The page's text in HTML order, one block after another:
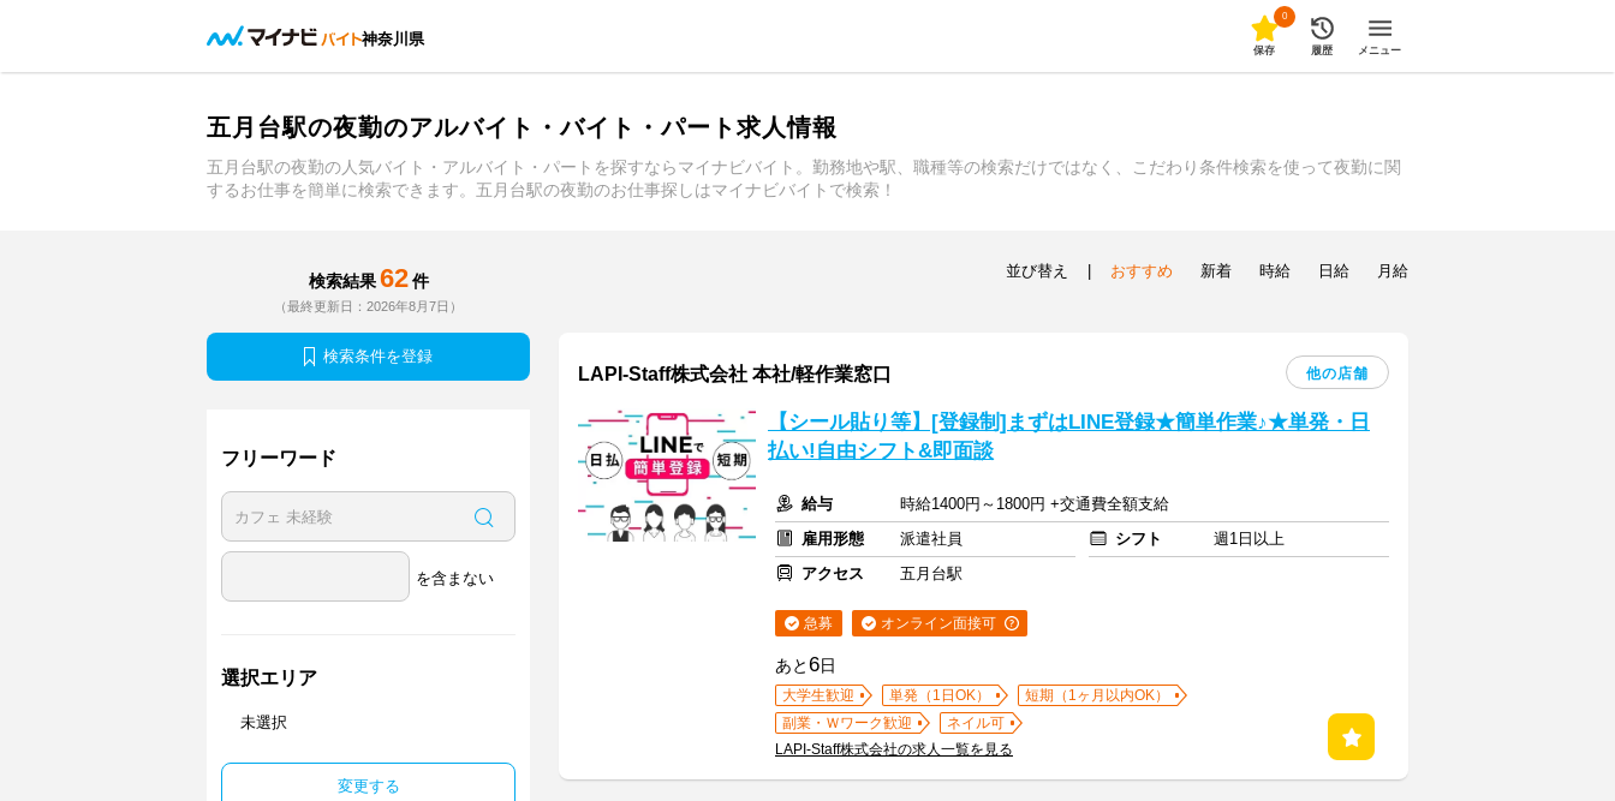
神奈川県
0
保存 履歴 メニュー
五月台駅の夜勤のアルバイト・バイト・パート求人情報
五月台駅の夜勤の人気バイト・アルバイト・パートを探すならマイナビバイト。勤務地や駅、職種等の検索だけではなく、こだわり条件検索を使って夜勤に関
するお仕事を簡単に検索できます。五月台駅の夜勤のお仕事探しはマイナビバイトで検索！
検索結果 62 件
（最終更新日：2026年8月7日）
検索条件を登録
フリーワード
を含まない
選択エリア
未選択
変更する
並び替え おすすめ 新着 時給 日給 月給
LAPI-Staff株式会社 本社/軽作業窓口 他の店舗
【シール貼り等】[登録制]まずはLINE登録★簡単作業♪★単発・日
払い!自由シフト&即面談
給与
時給1400円～1800円 +交通費全額支給
雇用形態
派遣社員 シフト
週1日以上
アクセス
五月台駅
急募 オンライン面接可
あと6日
大学生歓迎 単発（1日OK）
短期（1ヶ月以内OK）
副業・Ｗワーク歓迎
ネイル可
LAPI-Staff株式会社の求人一覧を見る